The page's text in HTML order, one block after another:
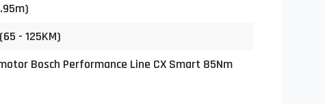
- 125KM)
Bosch Performance Line CX Smart 85Nm